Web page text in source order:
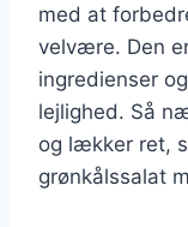
med at
velvære. Den
ingredienser
lejlighed. Så
og lækker ret,
grønkålssalat